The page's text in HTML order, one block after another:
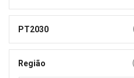
PT2030
Região